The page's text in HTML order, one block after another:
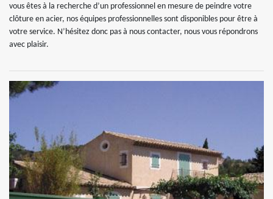
vous êtes à la recherche d’un professionnel en mesure de peindre votre
clôture en acier, nos équipes professionnelles sont disponibles pour être à
votre service. N’hésitez donc pas à nous contacter, nous vous répondrons
avec plaisir.